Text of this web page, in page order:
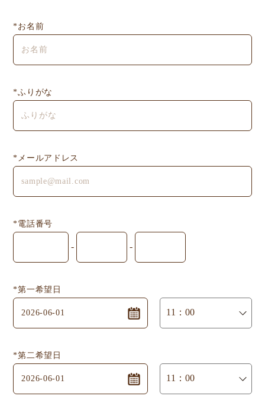
*お名前
*ふりがな
*メールアドレス
*電話番号
- -
*第一希望日
*第二希望日